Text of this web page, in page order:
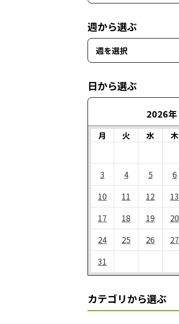
週から選ぶ
週を選択
日から選ぶ
2026年
月 火 水 木
3
4 5 6
10
11 12 13
17
18 19 20
24
25 26 27
31
カテゴリから選ぶ